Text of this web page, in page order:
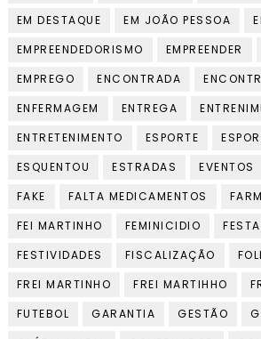
EM DESTAQUE EM JOÃO PESSOA
EMPREENDEDORISMO
EMPREENDER
EMPREGO
ENCONTRADA
ENFERMAGEM
ENTREGA
ENTRETENIMENTO
ESPORTE
ESQUENTOU
ESTRADAS EVENTOS
FAKE
FALTA MEDICAMENTOS
FEI MARTINHO
FEMINICIDIO FESTA
FESTIVIDADES
FISCALIZAÇÃO
FREI MARTINHO
FREI MARTIHHO
FUTEBOL
GARANTIA GESTÃO